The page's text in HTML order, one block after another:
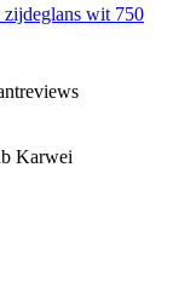
wit 750
Karwei